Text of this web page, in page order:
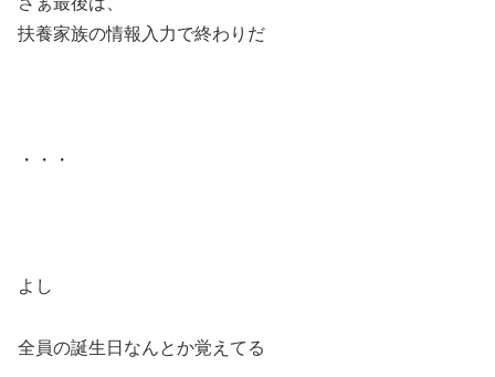
扶養家族の情報入力で終わりだ
・・・
よし
全員の誕生日なんとか覚えてる